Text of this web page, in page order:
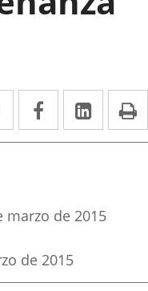
Twitter
Enlace Facebook
Enlace
a
externa.
Enlace
a
marzo de 2015
de 2015